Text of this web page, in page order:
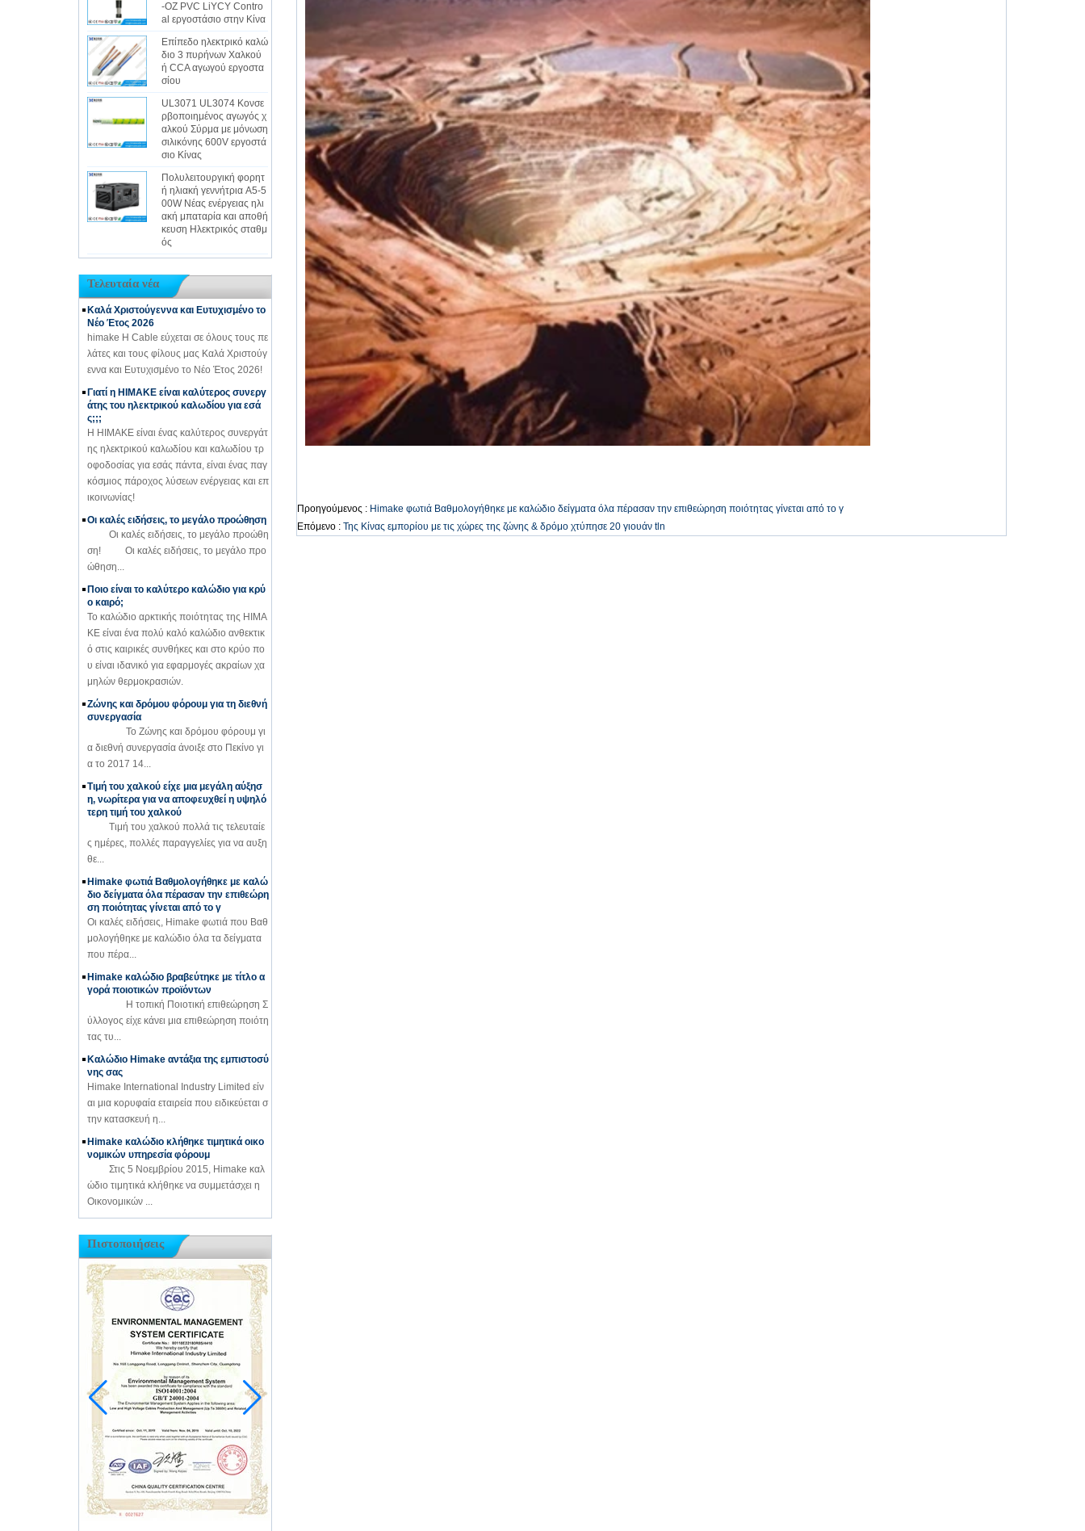
-OZ PVC LiYCY Contro
al εργοστάσιο στην Κίνα
Επίπεδο ηλεκτρικό καλώ
διο 3 πυρήνων Χαλκού
ή CCA αγωγού εργοστα
σίου
UL3071 UL3074 Κονσε
ρβοποιημένος αγωγός χ
αλκού Σύρμα με μόνωση
σιλικόνης 600V εργοστά
σιο Κίνας
Πολυλειτουργική φορητ
ή ηλιακή γεννήτρια A5-5
00W Νέας ενέργειας ηλι
ακή μπαταρία και αποθή
κευση Ηλεκτρικός σταθμ
ός
Τελευταία νέα
Καλά Χριστούγεννα και Ευτυχισμένο το
Νέο Έτος 2026
himake Η Cable εύχεται σε όλους τους πε
λάτες και τους φίλους μας Καλά Χριστούγ
εννα και Ευτυχισμένο το Νέο Έτος 2026!
Γιατί η HIMAKE είναι καλύτερος συνεργ
άτης του ηλεκτρικού καλωδίου για εσά
ς;;;
Η HIMAKE είναι ένας καλύτερος συνεργάτ
ης ηλεκτρικού καλωδίου και καλωδίου τρ
οφοδοσίας για εσάς πάντα, είναι ένας παγ
κόσμιος πάροχος λύσεων ενέργειας και επ
ικοινωνίας!
Οι καλές ειδήσεις, το μεγάλο προώθηση
Οι καλές ειδήσεις, το μεγάλο προώθη
ση! Οι καλές ειδήσεις, το μεγάλο προ
ώθηση...
Ποιο είναι το καλύτερο καλώδιο για κρύ
ο καιρό;
Το καλώδιο αρκτικής ποιότητας της HIMA
KE είναι ένα πολύ καλό καλώδιο ανθεκτικ
ό στις καιρικές συνθήκες και στο κρύο πο
υ είναι ιδανικό για εφαρμογές ακραίων χα
μηλών θερμοκρασιών.
Ζώνης και δρόμου φόρουμ για τη διεθνή
συνεργασία
Το Ζώνης και δρόμου φόρουμ γι
α διεθνή συνεργασία άνοιξε στο Πεκίνο γι
α το 2017 14...
Τιμή του χαλκού είχε μια μεγάλη αύξησ
η, νωρίτερα για να αποφευχθεί η υψηλό
τερη τιμή του χαλκού
Τιμή του χαλκού πολλά τις τελευταίε
ς ημέρες, πολλές παραγγελίες για να αυξη
θε...
Himake φωτιά Βαθμολογήθηκε με καλώ
διο δείγματα όλα πέρασαν την επιθεώρη
ση ποιότητας γίνεται από το γ
Οι καλές ειδήσεις, Himake φωτιά που Βαθ
μολογήθηκε με καλώδιο όλα τα δείγματα
που πέρα...
Himake καλώδιο βραβεύτηκε με τίτλο α
γορά ποιοτικών προϊόντων
Η τοπική Ποιοτική επιθεώρηση Σ
ύλλογος είχε κάνει μια επιθεώρηση ποιότη
τας τυ...
Καλώδιο Himake αντάξια της εμπιστοσύ
νης σας
Himake International Industry Limited είν
αι μια κορυφαία εταιρεία που ειδικεύεται σ
την κατασκευή η...
Himake καλώδιο κλήθηκε τιμητικά οικο
νομικών υπηρεσία φόρουμ
Στις 5 Νοεμβρίου 2015, Himake καλ
ώδιο τιμητικά κλήθηκε να συμμετάσχει η
Οικονομικών ...
Πιστοποιήσεις
Προηγούμενος : Himake φωτιά Βαθμολογήθηκε με καλώδιο δείγματα όλα πέρασαν την επιθεώρηση ποιότητας γίνεται από το γ
Επόμενο : Της Κίνας εμπορίου με τις χώρες της ζώνης & δρόμο χτύπησε 20 γιουάν tln